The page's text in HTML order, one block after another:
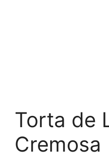
Torta de
Cremosa